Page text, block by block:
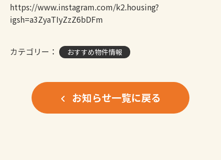
https://www.instagram.com/k2.housing?
igsh=a3ZyaTIyZzZ6bDFm
カテゴリー： おすすめ物件情報
お知らせ一覧に戻る